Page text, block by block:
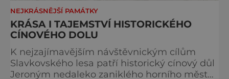
NEJKRÁSNĚJŠÍ PAMÁTKY
KRÁSA I TAJEMSTVÍ HISTORICKÉHO
CÍNOVÉHO DOLU
K nejzajímavějším návštěvnickým cílům
Slavkovského lesa patří historický cínový důl
Jeroným nedaleko zaniklého horního města